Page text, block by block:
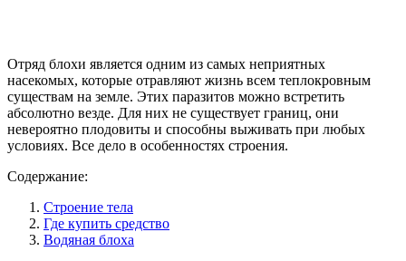
Отряд блохи является одним из самых неприятных
насекомых, которые отравляют жизнь всем теплокровным
существам на земле. Этих паразитов можно встретить
абсолютно везде. Для них не существует границ, они
невероятно плодовиты и способны выживать при любых
условиях. Все дело в особенностях строения.
Содержание:
Строение тела
Где купить средство
Водяная блоха